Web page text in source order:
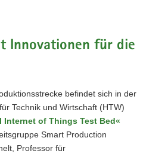
Innovationen für die
befindet sich in der
Technik und Wirtschaft (HTW)
Internet of Things Test Bed«
Smart Production
Professor für